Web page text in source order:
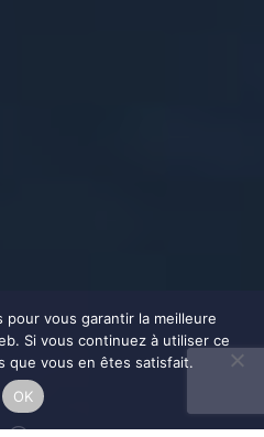
vous garantir la meilleure
Si vous continuez à utiliser ce
que vous en êtes satisfait.
OK